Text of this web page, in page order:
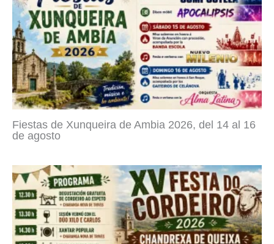
Fiestas de Xunqueira de Ambia 2026, del 14 al 16
de agosto